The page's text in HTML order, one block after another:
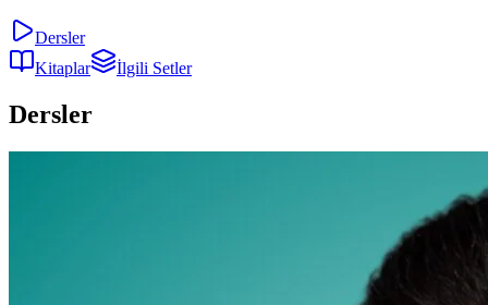
Dersler
Kitaplar
İlgili Setler
Dersler